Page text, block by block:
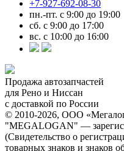
+7-927-692-08-30
пн.-пт. с 9:00 до 19:00
сб. с 9:00 до 17:00
вс. с 10:00 до 16:00
Продажа автозапчастей
для Рено и Ниссан
с доставкой по России
© 2010-2026, ООО
"MEGALOGAN" —
(Свидетельство о
товарных знаков и знаков